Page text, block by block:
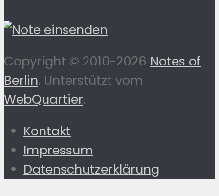
Copyright © 2010-2026 Notes of
Berlin. Unterstützt vom
WebQuartier.
Kontakt
Impressum
Datenschutzerklärung